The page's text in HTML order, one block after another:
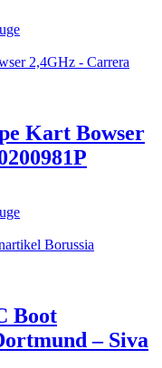
Kart Bowser
Boot
– Siva